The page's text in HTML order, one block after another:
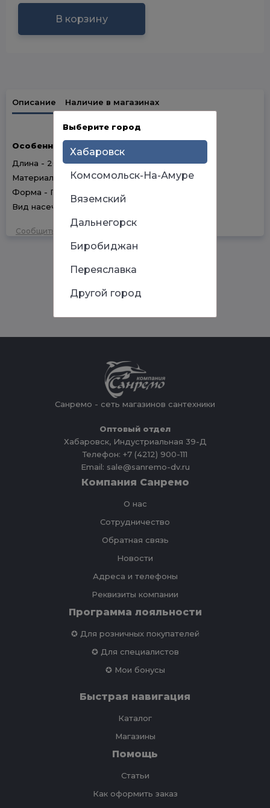
В корзину
Описание Наличие в магазинах
Особенности
Длина - 200мм
Материал ручки - Двухкомпонентная
Форма - Плоский
Вид насечки - №3
Сообщить об ошибке
Санремо - сеть магазинов сантехники
Оптовый отдел
Хабаровск, Индустриальная 39-Д
Телефон: +7 (4212) 900-111
Email: sale@sanremo-dv.ru
Компания Санремо
О нас
Сотрудничество
Обратная связь
Новости
Адреса и телефоны
Реквизиты компании
Программа лояльности
✪ Для розничных покупателей
✪ Для специалистов
✪ Мои бонусы
Быстрая навигация
Каталог
Магазины
Помощь
Статьи
Как оформить заказ
Выберите город
Хабаровск
Комсомольск-На-Амуре
Вяземский
Дальнегорск
Биробиджан
Переяславка
Другой город